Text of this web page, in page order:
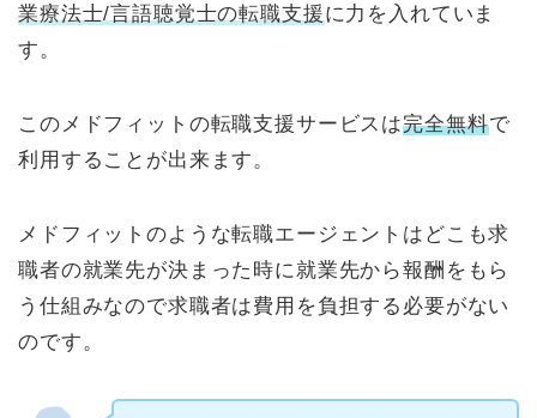
業療法士/言語聴覚士の転職支援に力を入れていま
す。
このメドフィットの転職支援サービスは完全無料で
利用することが出来ます。
メドフィットのような転職エージェントはどこも求
職者の就業先が決まった時に就業先から報酬をもら
う仕組みなので求職者は費用を負担する必要がない
のです。